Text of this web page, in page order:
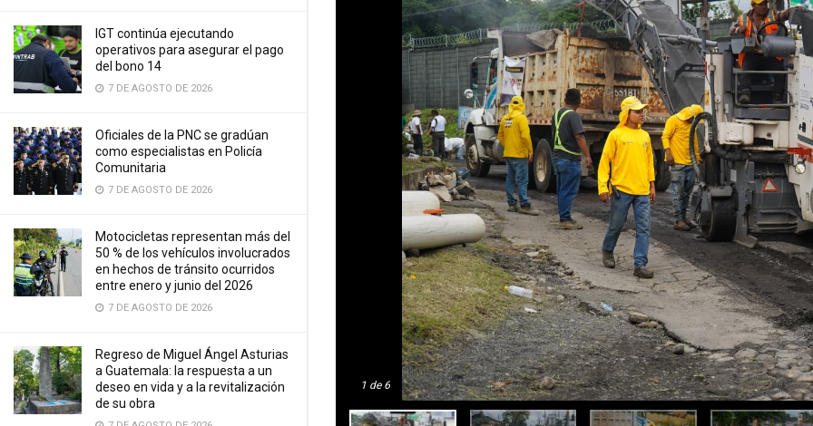
IGT continúa ejecutando
operativos para asegurar el pago
del bono 14
7 DE AGOSTO DE 2026
Oficiales de la PNC se gradúan
como especialistas en Policía
Comunitaria
7 DE AGOSTO DE 2026
Motocicletas representan más del
50 % de los vehículos involucrados
en hechos de tránsito ocurridos
entre enero y junio del 2026
7 DE AGOSTO DE 2026
Regreso de Miguel Ángel Asturias
a Guatemala: la respuesta a un
deseo en vida y a la revitalización
de su obra
1 de 6